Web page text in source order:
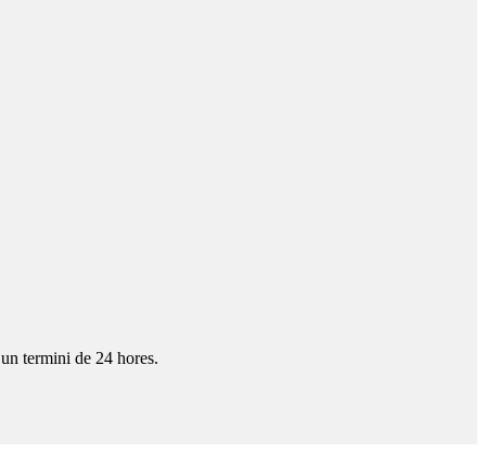
termini de 24 hores.